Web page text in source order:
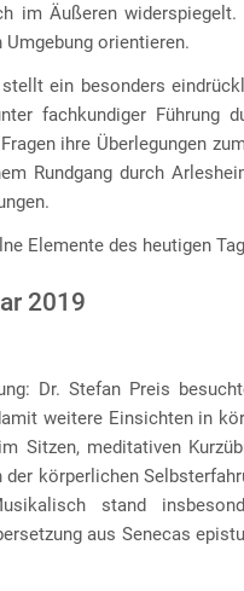
im Äußeren
orientieren.
ein besonders
fachkundiger Führung
ihre Überlegungen
Rundgang durch
Elemente des heutigen
2019
Dr. Stefan Preis
weitere Einsichten in
Sitzen, meditativen
körperlichen
stand
aus Senecas